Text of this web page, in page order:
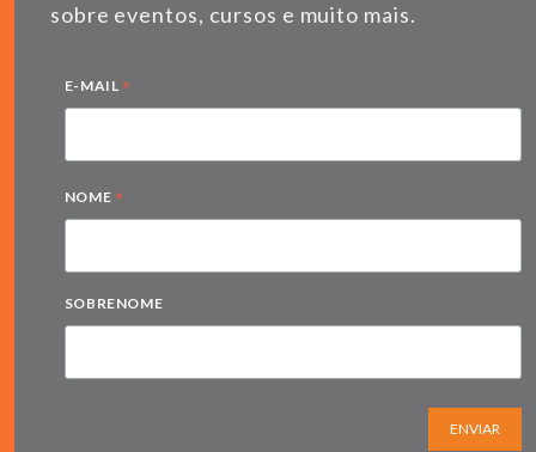
sobre eventos, cursos e muito mais.
E-MAIL *
NOME *
SOBRENOME
ENVIAR